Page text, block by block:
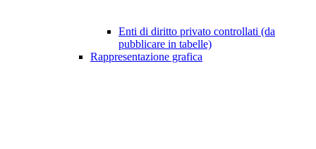
Enti di diritto privato controllati (da
pubblicare in tabelle)
Rappresentazione grafica